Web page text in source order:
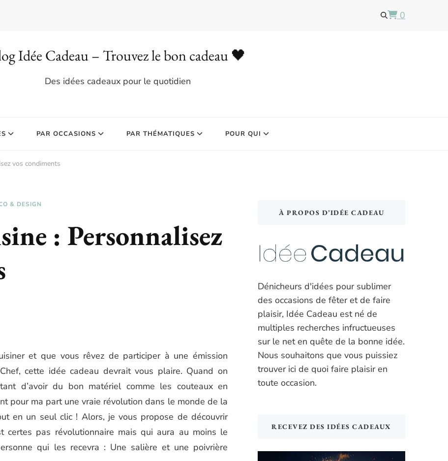
0
Idée Cadeau – Trouvez le bon cadeau 🖤
Des idées cadeaux pour le quotidien
PAR OCCASIONS PAR THÉMATIQUES POUR QUI
vos condiments
& DESIGN
: Personnalisez
et que vous rêvez de participer à une émission
cette idée cadeau devrait vous plaire. Quand on
d’avoir du bon matériel comme les couteaux en
pour ma part une vraie révolution dans le monde de la
en un seul clic ! Alors, je vous propose de découvrir
certes pas révolutionnaire mais qui aura au moins le
qui les recevra : Une salière et une poivrière
À PROPOS D’IDÉE CADEAU
Dénicheurs d'idées pour sublimer
des occasions de fêter et de faire
plaisir, Idée Cadeau est né de
multiples recherches infructueuses
sur le net en quête de la bonne idée.
Nous souhaitons que vous puissiez
trouver ici de quoi faire plaisir en
toute occasion.
RECEVEZ DES IDÉES CADEAUX